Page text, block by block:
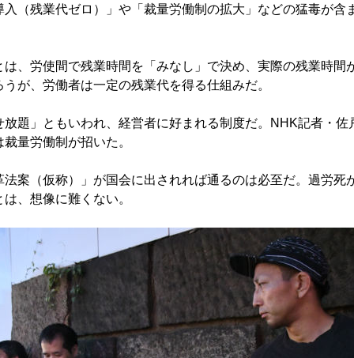
入（残業代ゼロ）」や「裁量労働制の拡大」などの猛毒が含
、労使間で残業時間を「みなし」で決め、実際の残業時間
が、労働者は一定の残業代を得る仕組みだ。
題」ともいわれ、経営者に好まれる制度だ。NHK記者・佐
量労働制が招いた。
案（仮称）」が国会に出されれば通るのは必至だ。過労死
、想像に難くない。